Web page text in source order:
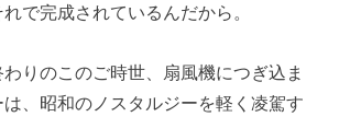
で完成されているんだから。
りのこのご時世、扇風機につぎ込ま
、昭和のノスタルジーを軽く凌駕す